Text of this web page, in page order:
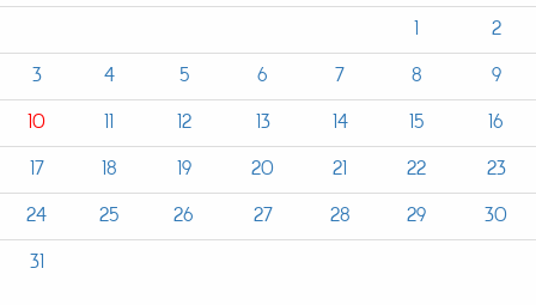
1
2
3
4 5 6 7 8
9
10
11 12 13 14 15
16
17
18 19 20 21 22
23
24
25 26 27 28 29
30
31